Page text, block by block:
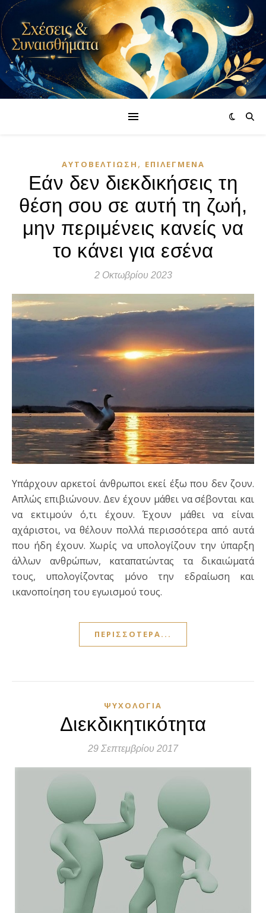
ΑΥΤΟΒΕΛΤΊΩΣΗ , ΕΠΙΛΕΓΜΈΝΑ
Εάν δεν διεκδικήσεις τη
θέση σου σε αυτή τη ζωή,
μην περιμένεις κανείς να
το κάνει για εσένα
2 Οκτωβρίου 2023
Υπάρχουν αρκετοί άνθρωποι εκεί έξω που δεν ζουν.
Απλώς επιβιώνουν. Δεν έχουν μάθει να σέβονται και
να εκτιμούν ό,τι έχουν. Έχουν μάθει να είναι
αχάριστοι, να θέλουν πολλά περισσότερα από αυτά
που ήδη έχουν. Χωρίς να υπολογίζουν την ύπαρξη
άλλων ανθρώπων, καταπατώντας τα δικαιώματά
τους, υπολογίζοντας μόνο την εδραίωση και
ικανοποίηση του εγωισμού τους.
ΠΕΡΙΣΣΌΤΕΡΑ...
ΨΥΧΟΛΟΓΊΑ
Διεκδικητικότητα
29 Σεπτεμβρίου 2017